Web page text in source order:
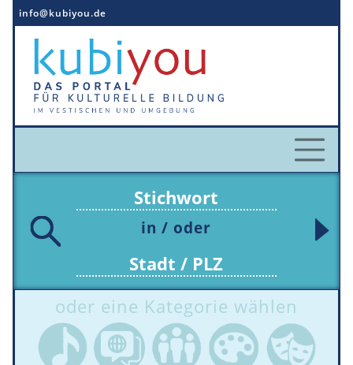
Direkt
zum
Inhalt
info@kubiyou.de
in / oder
oder eine Kategorie wählen